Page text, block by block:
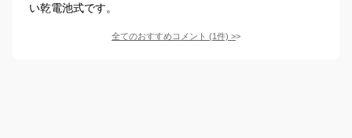
い乾電池式です。
全てのおすすめコメント (1件) >